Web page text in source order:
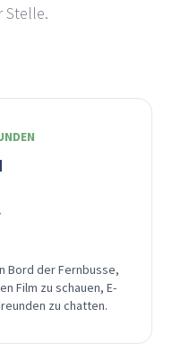
Stelle.
Bord der Fernbusse,
Film zu schauen, E-
zu chatten.